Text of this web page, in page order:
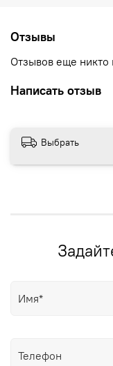
Отзывы
Отзывов еще никто
Написать отзыв
Выбрать